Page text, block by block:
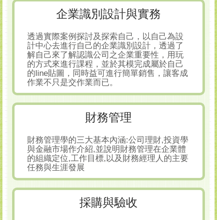
企業識別設計與實務
透過實際案例探討及探索自己，以自己為設
計中心去進行自己的企業識別設計，透過了
解自己來了解認識公司之企業重要性，用玩
的方式來進行課程，並於其模完成屬於自己
的line貼圖，同時益可進行簡單銷售，讓客成
作業不只是交作業而已。
財務管理
財務管理學的三大基本內涵:公司理財,投資學
與金融市場作介紹,並說明財務管理在企業體
的組織定位,工作目標,以及財務經理人的主要
任務與生涯發展
採購與驗收